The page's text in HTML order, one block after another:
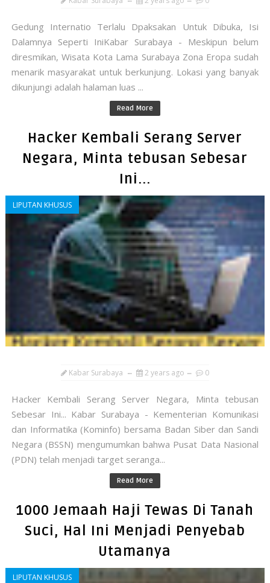
Gedung Internatio Terlalu Dpaksakan Untuk Dibuka, Isi
Dalamnya Seperti IniKabar Surabaya - Meskipun belum
diresmikan, Wisata Kota Lama Surabaya Zona Eropa sudah
menarik masyarakat untuk berkunjung. Lokasi yang banyak
dikunjungi adalah halaman luas ...
Read More
Hacker Kembali Serang Server
Negara, Minta tebusan Sebesar
Ini...
LIPUTAN KHUSUS
Kabar Surabaya 2 years ago 0
Hacker Kembali Serang Server Negara, Minta tebusan
Sebesar Ini... Kabar Surabaya - Kementerian Komunikasi
dan Informatika (Kominfo) bersama Badan Siber dan Sandi
Negara (BSSN) mengumumkan bahwa Pusat Data Nasional
(PDN) telah menjadi target seranga...
Read More
1000 Jemaah Haji Tewas Di Tanah
Suci, Hal Ini Menjadi Penyebab
Utamanya
LIPUTAN KHUSUS